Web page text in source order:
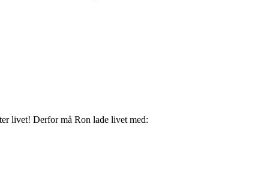
livet! Derfor må Ron lade livet med: